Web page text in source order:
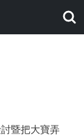
暨把大寶弄